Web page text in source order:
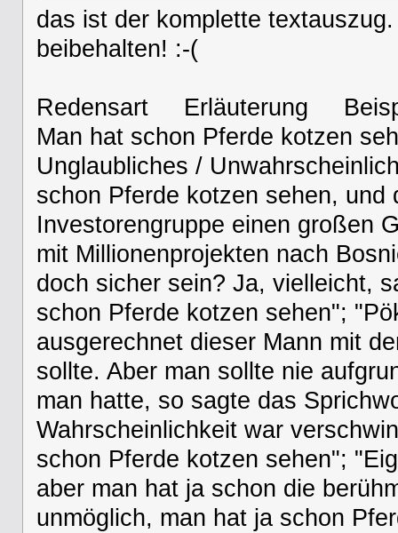
das ist der komplette
beibehalten! :-(
Redensart Erläuterung
Man hat schon Pferde kotzen
Unglaubliches /
schon Pferde kotzen sehen,
Investorengruppe einen großen
mit Millionenprojekten nach
doch sicher sein? Ja, vielleicht,
schon Pferde kotzen sehen";
ausgerechnet dieser Mann mit
sollte. Aber man sollte nie
man hatte, so sagte das
Wahrscheinlichkeit war
schon Pferde kotzen sehen";
aber man hat ja schon die
unmöglich, man hat ja schon